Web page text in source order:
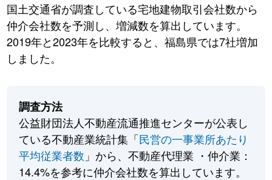
国土交通省が調査している宅地建物取引会社数から
仲介会社数を予測し、増減数を算出しています。
2019年と2023年を比較すると、福島県では7社増加
しました。
調査方法
公益財団法人不動産流通推進センターが公表し
ている不動産業統計集「民営の一事業所あたり
平均従業者数 」から、不動産代理業 ・仲介業：
14.4%を参考に仲介会社数を算出しています。